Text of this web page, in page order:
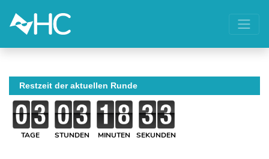
Restzeit der aktuellen Runde
TAGE STUNDEN MINUTEN SEKUNDEN